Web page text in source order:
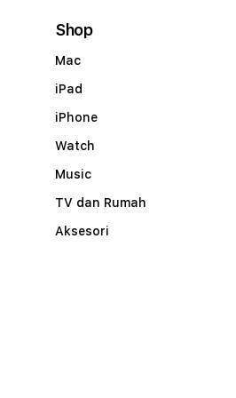
Shop
Mac
iPad
iPhone
Watch
Music
TV dan Rumah
Aksesori